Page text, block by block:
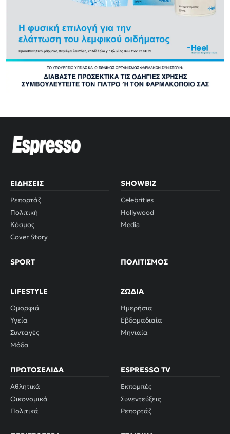
ΕΙΔΉΣΕΙΣ
Ρεπορτάζ
Πολιτική
Κόσμος
Cover Story
SHOWBIZ
Celebrities
Hollywood
Media
SPORT ΠΟΛΙΤΙΣΜΌΣ
LIFESTYLE
Ομορφιά
Υγεία
Συνταγές
Μόδα
ΖΏΔΙΑ
Ημερήσια
Εβδομαδιαία
Μηνιαία
ΠΡΩΤΟΣΈΛΙΔΑ
Αθλητικά
Οικονομικά
Πολιτικά
ESPRESSO TV
Εκπομπές
Συνεντεύξεις
Ρεπορτάζ